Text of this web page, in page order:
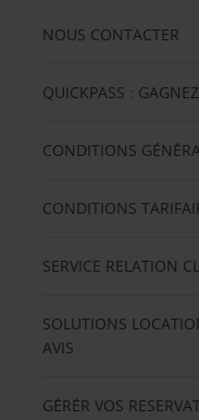
NOUS CONTACTER
QUICKPASS :
CONDITIONS
CONDITIONS
SERVICE RELATION
SOLUTIONS
AVIS
GÉRÉR VOS